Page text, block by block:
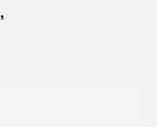
,